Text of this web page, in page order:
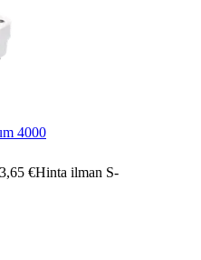
4000
€Hinta ilman S-